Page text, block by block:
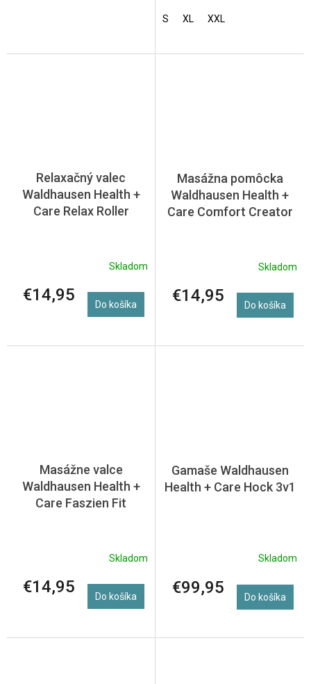
S XL XXL
Relaxačný valec
Waldhausen Health +
Care Relax Roller
Skladom
€14,95 Do košíka
Masážna pomôcka
Waldhausen Health +
Care Comfort Creator
Skladom
€14,95 Do košíka
Masážne valce
Waldhausen Health +
Care Faszien Fit
Skladom
€14,95 Do košíka
Gamaše Waldhausen
Health + Care Hock 3v1
Skladom
€99,95 Do košíka